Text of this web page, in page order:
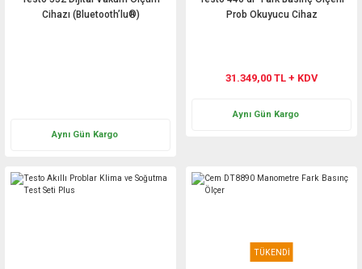
Cihazı (Bluetooth’lu®)
Aynı Gün Kargo
Prob Okuyucu Cihaz
31.349,00 TL + KDV
Aynı Gün Kargo
TÜKENDİ